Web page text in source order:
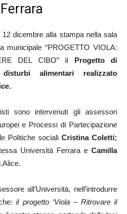
dicembre alla stampa nella sala
municipale “PROGETTO VIOLA:
DEL CIBO” il Progetto di
alimentari realizzato
sono intervenuti gli assessori
e Processi di Partecipazione
Politiche sociali Cristina Coletti;
Università Ferrara e Camilla
all’Università, nell’introdurre
il progetto ‘Viola – Ritrovare il